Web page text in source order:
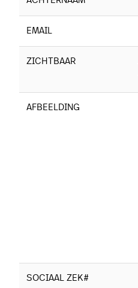
EMAIL
ZICHTBAAR
AFBEELDING
SOCIAAL ZEK#